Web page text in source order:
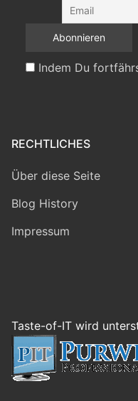
Indem Du
RECHTLICHES
Über diese Seite
Blog History
Impressum
Taste-of-IT wird